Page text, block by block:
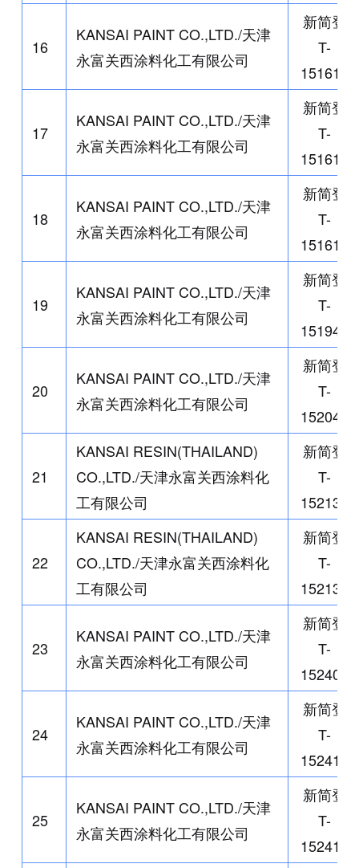
16
KANSAI PAINT CO.,LTD./天津
永富关西涂料化工有限公司
新简登
T-
151613
17
KANSAI PAINT CO.,LTD./天津
永富关西涂料化工有限公司
新简登
T-
151614
18
KANSAI PAINT CO.,LTD./天津
永富关西涂料化工有限公司
新简登
T-
151616
19
KANSAI PAINT CO.,LTD./天津
永富关西涂料化工有限公司
新简登
T-
151949
20
KANSAI PAINT CO.,LTD./天津
永富关西涂料化工有限公司
新简登
T-
152048
21
KANSAI RESIN(THAILAND)
CO.,LTD./天津永富关西涂料化
工有限公司
新简登
T-
152133
22
KANSAI RESIN(THAILAND)
CO.,LTD./天津永富关西涂料化
工有限公司
新简登
T-
152134
23
KANSAI PAINT CO.,LTD./天津
永富关西涂料化工有限公司
新简登
T-
152406
24
KANSAI PAINT CO.,LTD./天津
永富关西涂料化工有限公司
新简登
T-
152415
25
KANSAI PAINT CO.,LTD./天津
永富关西涂料化工有限公司
新简登
T-
152417